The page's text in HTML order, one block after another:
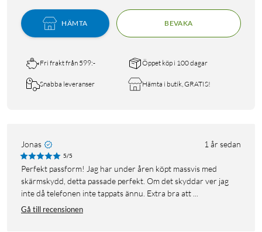
HÄMTA BEVAKA
Fri frakt från 599:- Öppet köp i 100 dagar
Snabba leveranser Hämta i butik, GRATIS!
Jonas 1 år sedan
5/5
Perfekt passform! Jag har under åren köpt massvis med
skärmskydd, detta passade perfekt. Om det skyddar ver jag
inte då telefonen inte tappats ännu. Extra bra att ...
Gå till recensionen